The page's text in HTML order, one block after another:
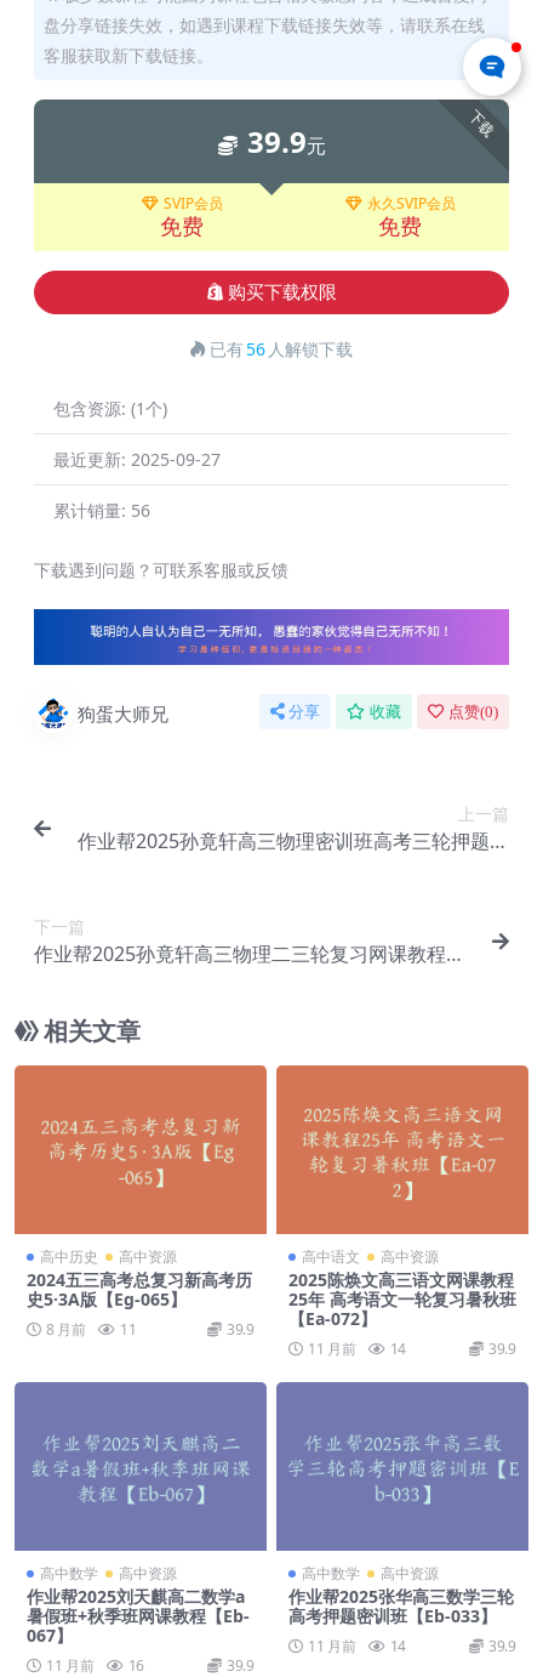
盘分享链接失效，如遇到课程下载链接失效等，请联系在线
客服获取新下载链接。
下载
39.9元
SVIP会员
免费
永久SVIP会员
免费
购买下载权限
已有56 人解锁下载
包含资源: (1个)
最近更新: 2025-09-27
累计销量: 56
下载遇到问题？可联系客服或反馈
狗蛋大师兄 分享 收藏 点赞(0)
上一篇
作业帮2025孙竟轩高三物理密训班高考三轮押题课
下一篇
作业帮2025孙竟轩高三物理二三轮复习网课教程
相关文章
高中历史 高中资源
2024五三高考总复习新高考历
史5·3A版【Eg-065】
8 月前 11 39.9
高中语文 高中资源
2025陈焕文高三语文网课教程
25年 高考语文一轮复习暑秋班
【Ea-072】
11 月前 14 39.9
高中数学 高中资源
作业帮2025刘天麒高二数学a
暑假班+秋季班网课教程【Eb-
067】
11 月前 16 39.9
高中数学 高中资源
作业帮2025张华高三数学三轮
高考押题密训班【Eb-033】
11 月前 14 39.9